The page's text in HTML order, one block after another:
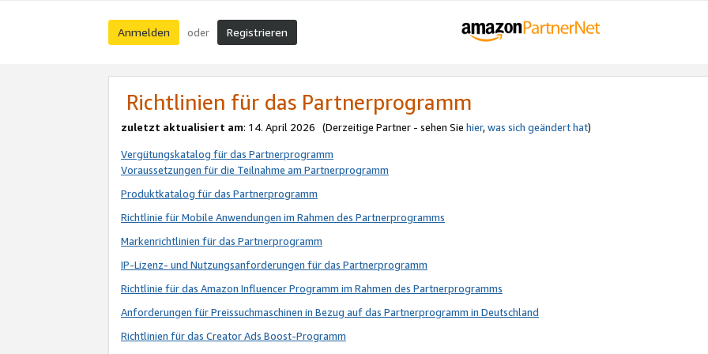
Anmelden oder Registrieren
Richtlinien für das Partnerprogramm
zuletzt aktualisiert am: 14. April 2026 (Derzeitige Partner - sehen Sie hier,was sich geändert hat)
Vergütungskatalog für das Partnerprogramm
Voraussetzungen für die Teilnahme am Partnerprogramm
Produktkatalog für das Partnerprogramm
Richtlinie für Mobile Anwendungen im Rahmen des Partnerprogramms
Markenrichtlinien für das Partnerprogramm
IP-Lizenz- und Nutzungsanforderungen für das Partnerprogramm
Richtlinie für das Amazon Influencer Programm im Rahmen des Partnerprogramms
Anforderungen für Preissuchmaschinen in Bezug auf das Partnerprogramm in Deutschland
Richtlinien für das Creator Ads Boost-Programm